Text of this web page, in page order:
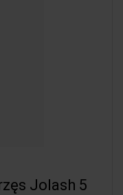
Jolash 5